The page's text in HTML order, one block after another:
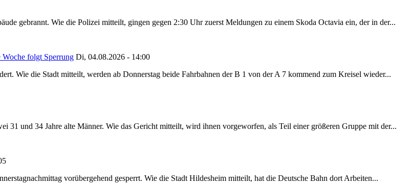
gebrannt. Wie die Polizei mitteilt, gingen gegen 2:30 Uhr zuerst Meldungen zu einem Skoda Octavia ein, der in der...
folgt Sperrung Di, 04.08.2026 - 14:00
Wie die Stadt mitteilt, werden ab Donnerstag beide Fahrbahnen der B 1 von der A 7 kommend zum Kreisel wieder...
31 und 34 Jahre alte Männer. Wie das Gericht mitteilt, wird ihnen vorgeworfen, als Teil einer größeren Gruppe mit der...
vorübergehend gesperrt. Wie die Stadt Hildesheim mitteilt, hat die Deutsche Bahn dort Arbeiten...